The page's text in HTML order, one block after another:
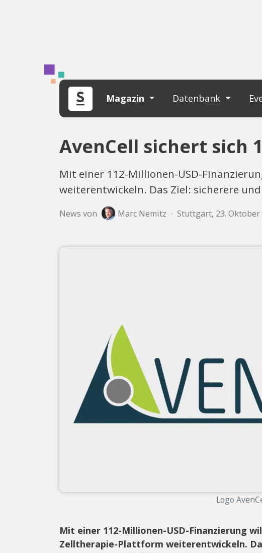
Magazin Datenbank
AvenCell sichert sich
Mit einer 112-Millionen-USD-
weiterentwickeln. Das Ziel: sicherere
News von Marc Nemitz · Stuttgart, 23. Oktober
Logo
Mit einer 112-Millionen-USD-Finanzierung
Zelltherapie-Plattform weiterentwickeln.